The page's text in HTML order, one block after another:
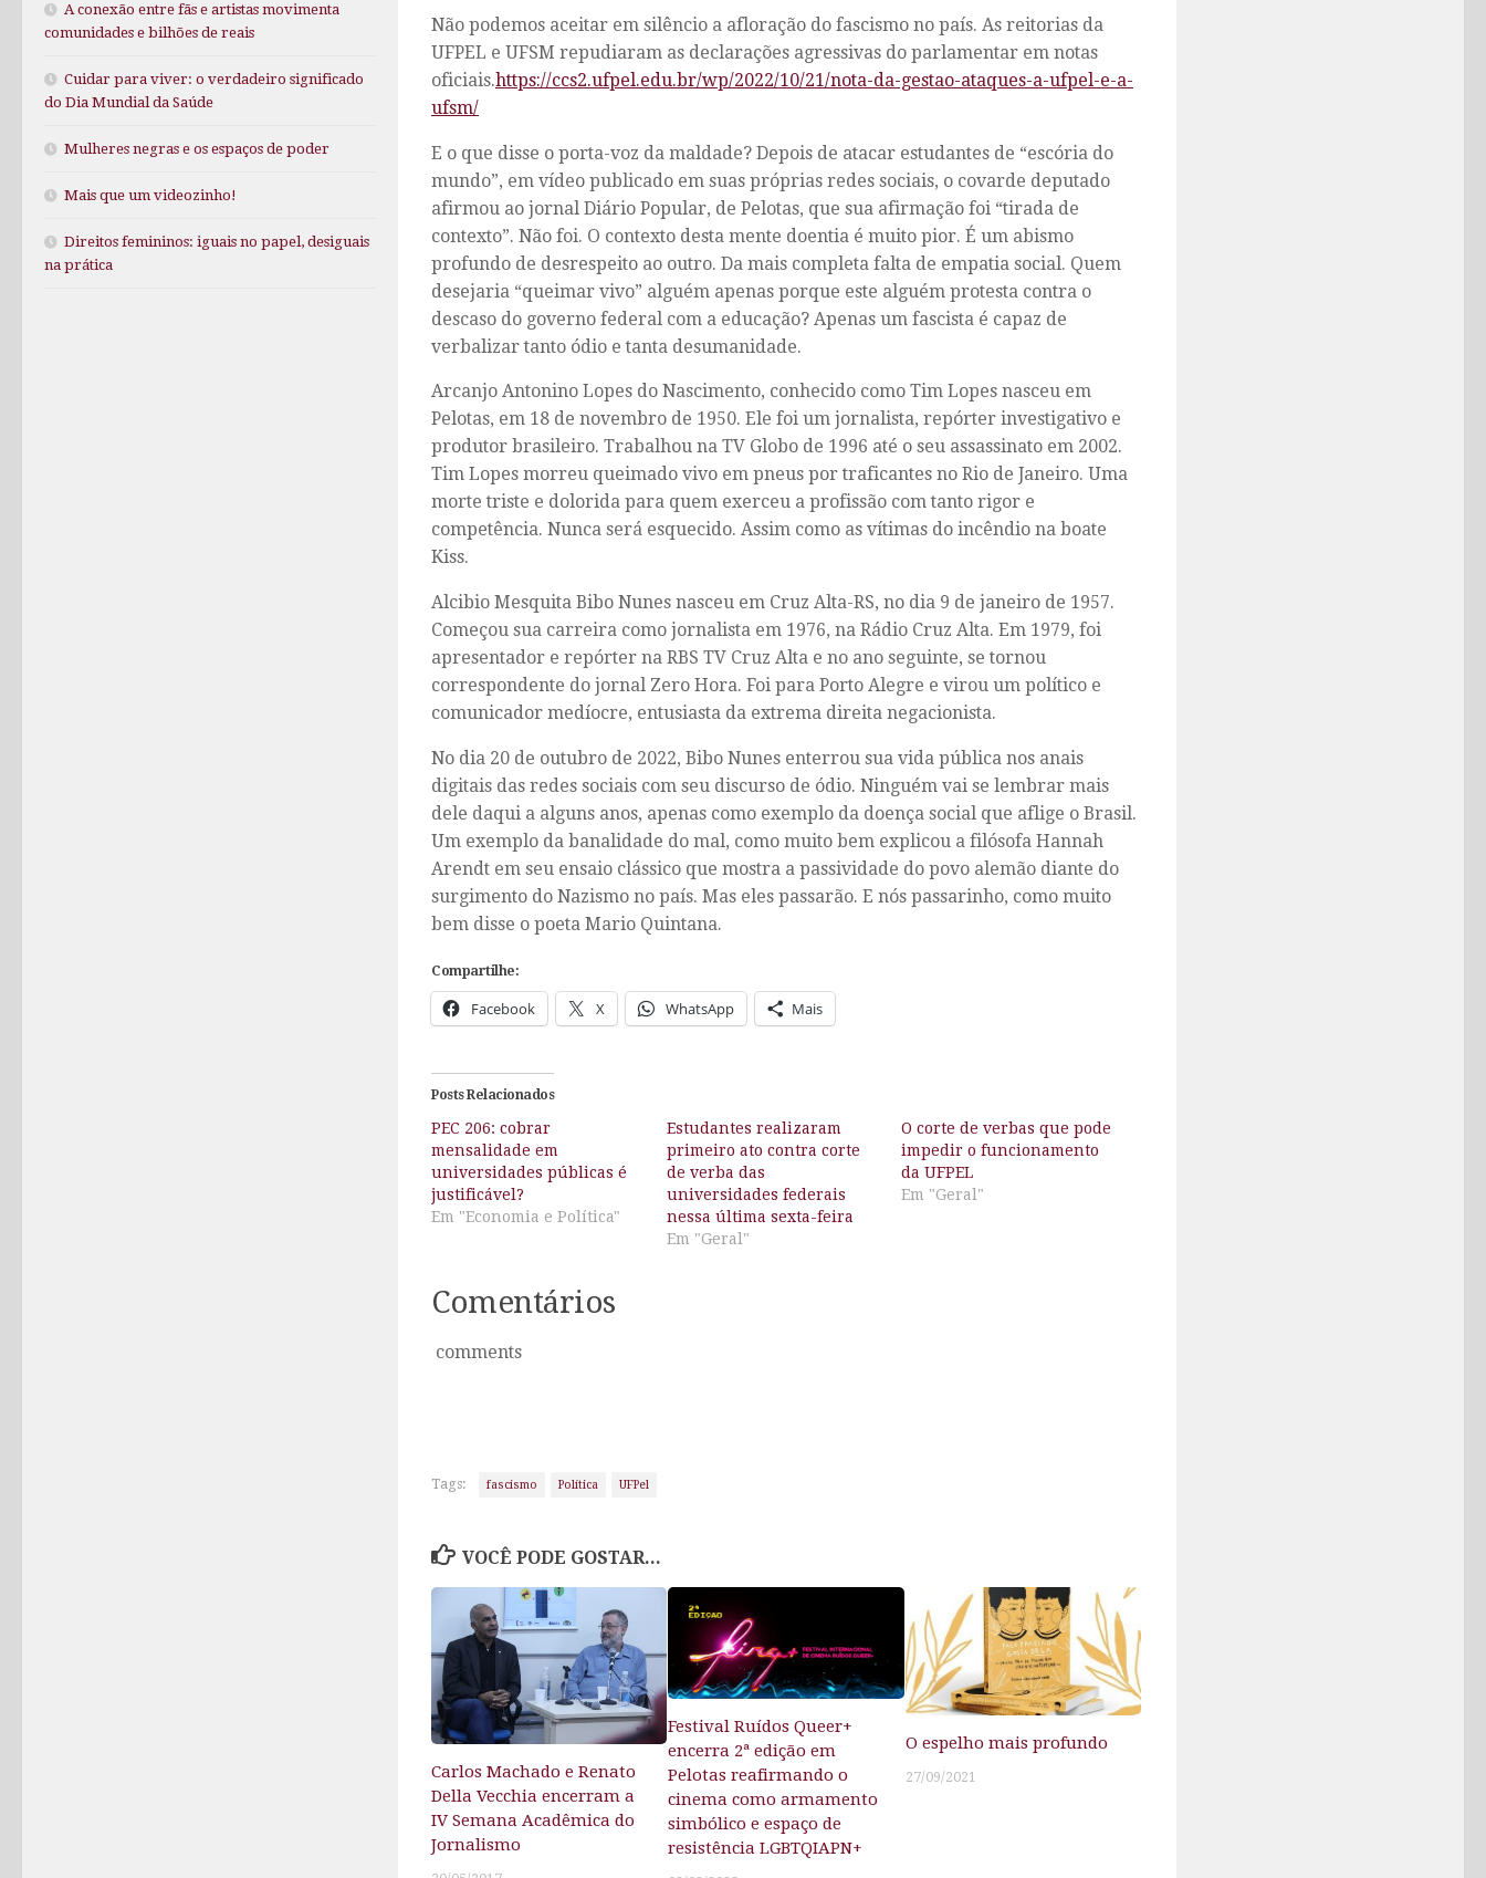
Não podemos aceitar em silêncio a afloração do fascismo no país. As reitorias da
UFPEL e UFSM repudiaram as declarações agressivas do parlamentar em notas
oficiais.https://ccs2.ufpel.edu.br/wp/2022/10/21/nota-da-gestao-ataques-a-ufpel-e-a-
ufsm/
E o que disse o porta-voz da maldade? Depois de atacar estudantes de “escória do
mundo”, em vídeo publicado em suas próprias redes sociais, o covarde deputado
afirmou ao jornal Diário Popular, de Pelotas, que sua afirmação foi “tirada de
contexto”. Não foi. O contexto desta mente doentia é muito pior. É um abismo
profundo de desrespeito ao outro. Da mais completa falta de empatia social. Quem
desejaria “queimar vivo” alguém apenas porque este alguém protesta contra o
descaso do governo federal com a educação? Apenas um fascista é capaz de
verbalizar tanto ódio e tanta desumanidade.
Arcanjo Antonino Lopes do Nascimento, conhecido como Tim Lopes nasceu em
Pelotas, em 18 de novembro de 1950. Ele foi um jornalista, repórter investigativo e
produtor brasileiro. Trabalhou na TV Globo de 1996 até o seu assassinato em 2002.
Tim Lopes morreu queimado vivo em pneus por traficantes no Rio de Janeiro. Uma
morte triste e dolorida para quem exerceu a profissão com tanto rigor e
competência. Nunca será esquecido. Assim como as vítimas do incêndio na boate
Kiss.
Alcibio Mesquita Bibo Nunes nasceu em Cruz Alta-RS, no dia 9 de janeiro de 1957.
Começou sua carreira como jornalista em 1976, na Rádio Cruz Alta. Em 1979, foi
apresentador e repórter na RBS TV Cruz Alta e no ano seguinte, se tornou
correspondente do jornal Zero Hora. Foi para Porto Alegre e virou um político e
comunicador medíocre, entusiasta da extrema direita negacionista.
No dia 20 de outubro de 2022, Bibo Nunes enterrou sua vida pública nos anais
digitais das redes sociais com seu discurso de ódio. Ninguém vai se lembrar mais
dele daqui a alguns anos, apenas como exemplo da doença social que aflige o Brasil.
Um exemplo da banalidade do mal, como muito bem explicou a filósofa Hannah
Arendt em seu ensaio clássico que mostra a passividade do povo alemão diante do
surgimento do Nazismo no país. Mas eles passarão. E nós passarinho, como muito
bem disse o poeta Mario Quintana.
Compartilhe:
Facebook X WhatsApp Mais
Posts Relacionados
PEC 206: cobrar
mensalidade em
universidades públicas é
justificável?
Em "Economia e Política"
Estudantes realizaram
primeiro ato contra corte
de verba das
universidades federais
nessa última sexta-feira
Em "Geral"
O corte de verbas que pode
impedir o funcionamento
da UFPEL
Em "Geral"
Comentários
comments
Tags: fascismo Política UFPel
VOCÊ PODE GOSTAR...
Carlos Machado e Renato
Della Vecchia encerram a
IV Semana Acadêmica do
Jornalismo
Festival Ruídos Queer+
encerra 2ª edição em
Pelotas reafirmando o
cinema como armamento
simbólico e espaço de
resistência LGBTQIAPN+
O espelho mais profundo
27/09/2021
A conexão entre fãs e artistas movimenta
comunidades e bilhões de reais
Cuidar para viver: o verdadeiro significado
do Dia Mundial da Saúde
Mulheres negras e os espaços de poder
Mais que um videozinho!
Direitos femininos: iguais no papel, desiguais
na prática